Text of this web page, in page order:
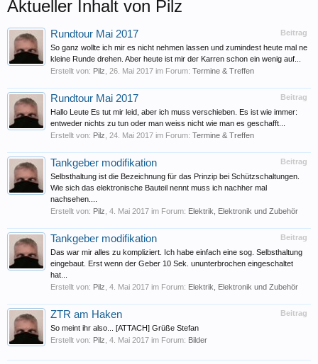
Aktueller Inhalt von Pilz
Beitrag
Rundtour Mai 2017
So ganz wollte ich mir es nicht nehmen lassen und zumindest heute mal ne
kleine Runde drehen. Aber heute ist mir der Karren schon ein wenig auf...
Erstellt von: Pilz 26. Mai 2017 im Forum: Termine & Treffen
Beitrag
Rundtour Mai 2017
Hallo Leute Es tut mir leid, aber ich muss verschieben. Es ist wie immer:
entweder nichts zu tun oder man weiss nicht wie man es geschafft...
Erstellt von: Pilz 24. Mai 2017 im Forum: Termine & Treffen
Beitrag
Tankgeber modifikation
Selbsthaltung ist die Bezeichnung für das Prinzip bei Schützschaltungen.
Wie sich das elektronische Bauteil nennt muss ich nachher mal
nachsehen....
Erstellt von: Pilz 4. Mai 2017 im Forum: Elektrik, Elektronik und Zubehör
Beitrag
Tankgeber modifikation
Das war mir alles zu kompliziert. Ich habe einfach eine sog. Selbsthaltung
eingebaut. Erst wenn der Geber 10 Sek. ununterbrochen eingeschaltet
hat...
Erstellt von: Pilz 4. Mai 2017 im Forum: Elektrik, Elektronik und Zubehör
Beitrag
ZTR am Haken
So meint ihr also... [ATTACH] Grüße Stefan
Erstellt von: Pilz 4. Mai 2017 im Forum: Bilder